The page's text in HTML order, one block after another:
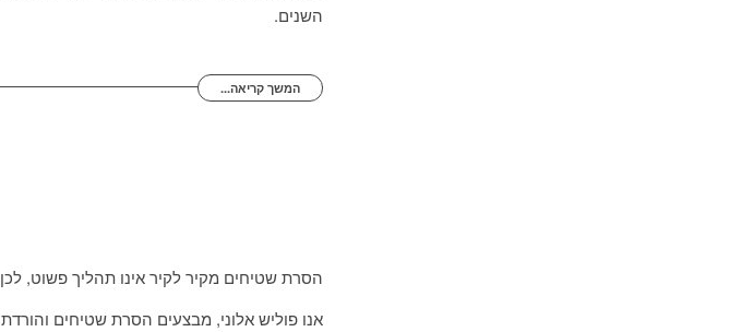
השנים.
המשך קריאה...
הסרת שטיחים מקיר לקיר אינו תהליך פשוט,
אנו פוליש אלוני, מבצעים הסרת שטיחים